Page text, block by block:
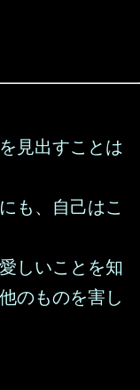
見出すことは
も、自己はこ
しいことを知
のものを害し